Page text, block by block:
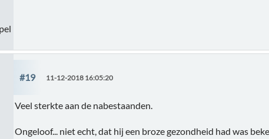
#19 11-12-2018 16:05:20
Veel sterkte aan de nabestaanden.
Ongeloof... niet echt, dat hij een broze gezondheid had was